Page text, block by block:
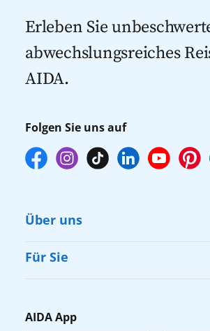
mehr zur Verfügung stehen.
Ihrer Lieblingsausflüge vor
online über myAIDA
Kreuzfahrten 2027
Erleben Sie
abwechslungsreiches
AIDA.
Folgen Sie uns auf
Über uns
Cruise & Help
Karriere
Für Sie
Gästefragebogen
AIDA App